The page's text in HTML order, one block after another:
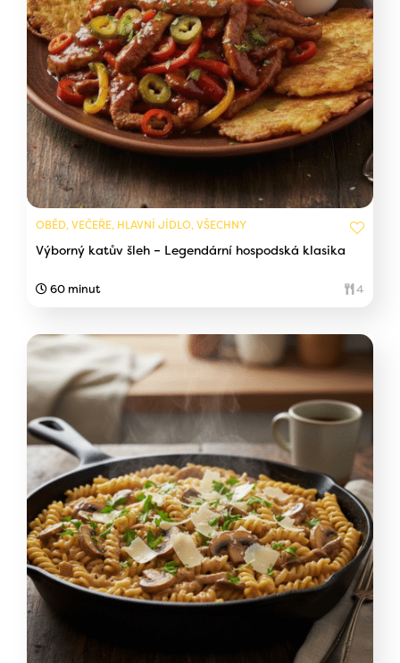
OBĚD, VEČEŘE, HLAVNÍ JÍDLO, VŠECHNY
Výborný katův šleh – Legendární hospodská klasika
60 minut 4